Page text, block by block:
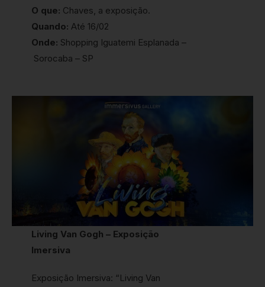
O que: Chaves, a exposição.
Quando: Até 16/02
Onde: Shopping Iguatemi Esplanada –
Sorocaba – SP
Living Van Gogh – Exposição
Imersiva
Exposição Imersiva: “Living Van